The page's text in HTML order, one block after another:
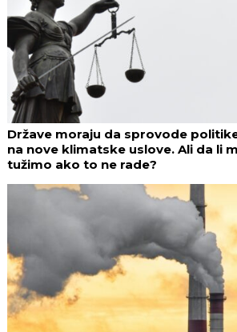
Države moraju da sprovode
na nove klimatske uslove. Ali da li
tužimo ako to ne rade?